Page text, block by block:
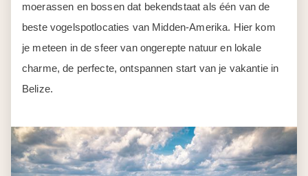
moerassen en bossen dat bekendstaat als één van de
beste vogelspotlocaties van Midden-Amerika. Hier kom
je meteen in de sfeer van ongerepte natuur en lokale
charme, de perfecte, ontspannen start van je vakantie in
Belize.